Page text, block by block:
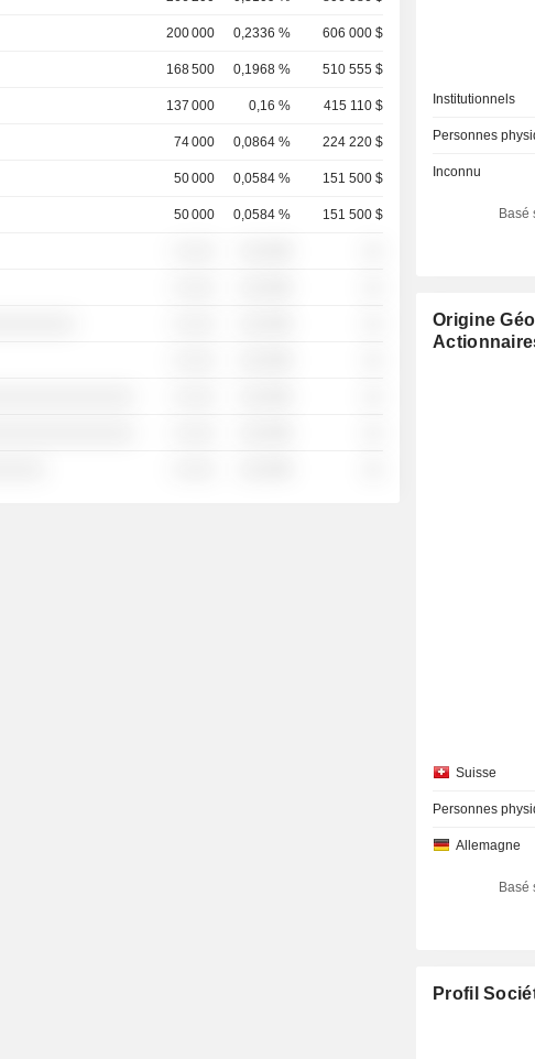
200 000 0,2336 % 606 000 $
168 500 0,1968 % 510 555 $
137 000 0,16 % 415 110 $
74 000 0,0864 % 224 220 $
50 000 0,0584 % 151 500 $
50 000 0,0584 % 151 500 $
Institutionnels
Personnes
Inconnu
Basé
Origine
Suisse
Personnes
Allemagne
Basé
Profil